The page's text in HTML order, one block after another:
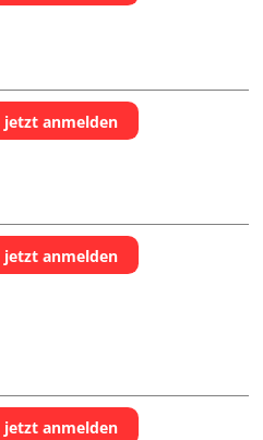
jetzt anmelden
jetzt anmelden
jetzt anmelden